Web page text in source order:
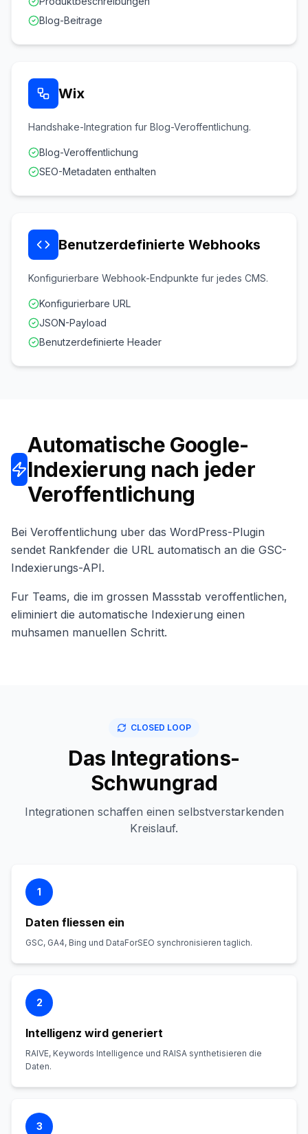
Blog-Beitrage
Wix
Handshake-Integration fur Blog-Veroffentlichung.
Blog-Veroffentlichung
SEO-Metadaten enthalten
Benutzerdefinierte Webhooks
Konfigurierbare Webhook-Endpunkte fur jedes CMS.
Konfigurierbare URL
JSON-Payload
Benutzerdefinierte Header
Automatische Google-
Indexierung nach jeder
Veroffentlichung
Bei Veroffentlichung uber das WordPress-Plugin
sendet Rankfender die URL automatisch an die GSC-
Indexierungs-API.
Fur Teams, die im grossen Massstab veroffentlichen,
eliminiert die automatische Indexierung einen
muhsamen manuellen Schritt.
CLOSED LOOP
Das Integrations-
Schwungrad
Integrationen schaffen einen selbstverstarkenden
Kreislauf.
1
Daten fliessen ein
GSC, GA4, Bing und DataForSEO synchronisieren taglich.
2
Intelligenz wird generiert
RAIVE, Keywords Intelligence und RAISA synthetisieren die
Daten.
3